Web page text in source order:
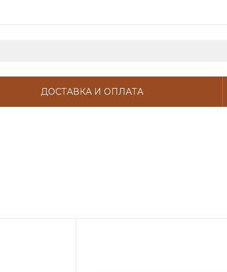
ДОСТАВКА И ОПЛАТА